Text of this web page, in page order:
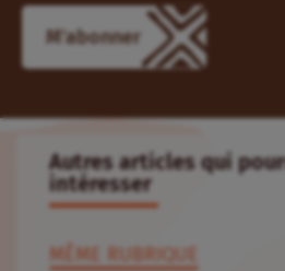
Autres articles qui
intéresser
MÊME RUBRIQUE